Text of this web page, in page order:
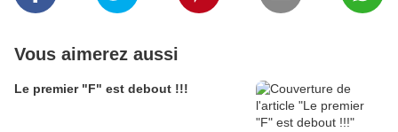
Vous aimerez aussi
Le premier "F" est debout !!!